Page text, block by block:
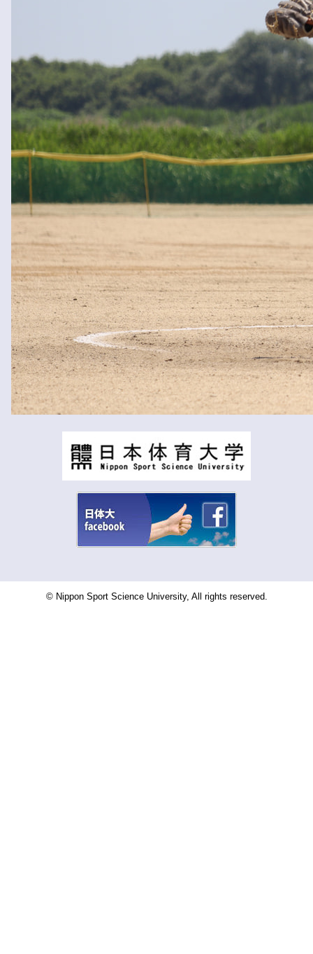
© Nippon Sport Science University, All rights reserved.